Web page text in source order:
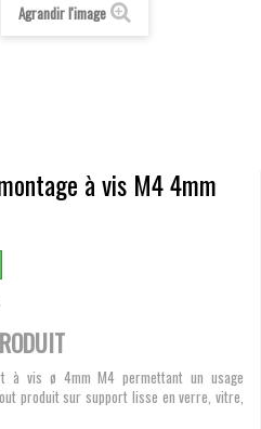
Agrandir l'image
à vis M4 4mm
à vis ø 4mm M4 permettant un usage
produit sur support lisse en verre, vitre,